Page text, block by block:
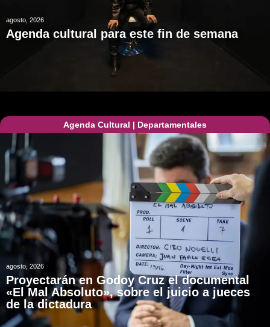
agosto, 2026
Agenda cultural para este fin de semana
Agenda Cultural | Departamentales
agosto, 2026
Proyectarán en Godoy Cruz el documental
«El Mal Absoluto», sobre el juicio a jueces
de la dictadura